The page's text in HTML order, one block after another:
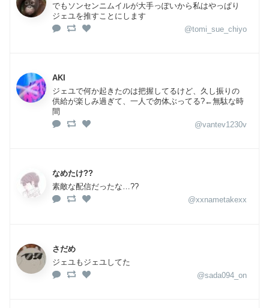
でもソンセンニムイルが大手っぽいから私はやっぱり
ジェユを推すことにします
@tomi_sue_chiyo
AKI
ジェユで何か起きたのは把握してるけど、久し振りの
供給が楽しみ過ぎて、一人で勿体ぶってる?←無駄な時
間
@vantev1230v
なめたけ??
素敵な配信だったな…??
@xxnametakexx
さだめ
ジェユもジェユしてた
@sada094_on